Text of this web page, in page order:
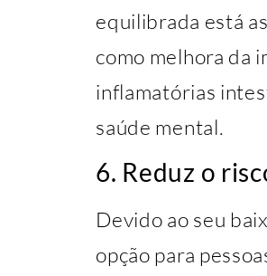
equilibrada está
como melhora da
inflamatórias
saúde mental.
6. Reduz o
Devido ao seu
opção para